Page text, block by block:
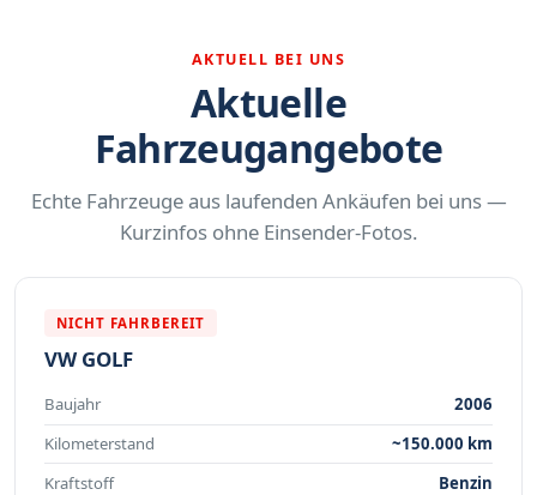
AKTUELL BEI UNS
Aktuelle
Fahrzeugangebote
Echte Fahrzeuge aus laufenden Ankäufen bei uns —
Kurzinfos ohne Einsender-Fotos.
NICHT FAHRBEREIT
VW GOLF
Baujahr
2006
Kilometerstand
~150.000 km
Kraftstoff
Benzin